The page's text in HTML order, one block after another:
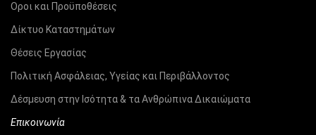
Οροι και Προϋποθέσεις
Δίκτυο Καταστημάτων
Θέσεις Εργασίας
Πολιτική Ασφάλειας, Υγείας και Περιβάλλοντος
Δέσμευση στην Ισότητα & τα Ανθρώπινα Δικαιώματα
Επικοινωνία